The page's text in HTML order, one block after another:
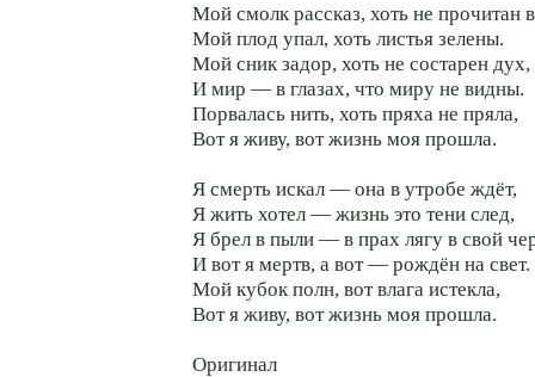
Мой смолк рассказ, хоть не прочитан
Мой плод упал, хоть листья зелены.
Мой сник задор, хоть не состарен дух,
И мир — в глазах, что миру не видны.
Порвалась нить, хоть пряха не пряла,
Вот я живу, вот жизнь моя прошла.
Я смерть искал — она в утробе ждёт,
Я жить хотел — жизнь это тени след,
Я брел в пыли — в прах лягу в свой
И вот я мертв, а вот — рождён на свет.
Мой кубок полн, вот влага истекла,
Вот я живу, вот жизнь моя прошла.
Оригинал